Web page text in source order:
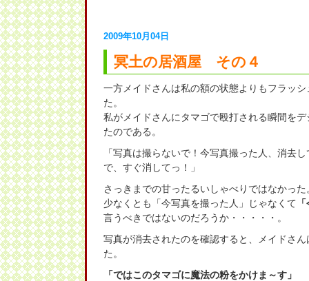
2009年10月04日
冥土の居酒屋 その４
一方メイドさんは私の額の状態よりもフラッ
た。
私がメイドさんにタマゴで殴打される瞬間を
たのである。
「写真は撮らないで！今写真撮った人、消去
で、すぐ消してっ！」
さっきまでの甘ったるいしゃべりではなかった
少なくとも「今写真を撮った人」じゃなくて
言うべきではないのだろうか・・・・・。
写真が消去されたのを確認すると、メイドさ
た。
「ではこのタマゴに魔法の粉をかけま～す」